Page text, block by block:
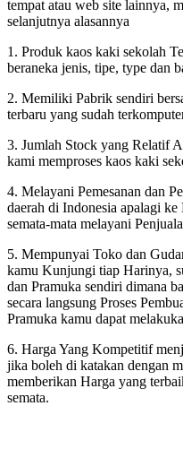
tempat atau web site lainnya,
selanjutnya alasannya
1. Produk kaos kaki sekolah
beraneka jenis, tipe, type dan
2. Memiliki Pabrik sendiri
terbaru yang sudah
3. Jumlah Stock yang Relatif
kami memproses kaos kaki
4. Melayani Pemesanan dan
daerah di Indonesia apalagi
semata-mata melayani
5. Mempunyai Toko dan
kamu Kunjungi tiap Harinya,
dan Pramuka sendiri dimana
secara langsung Proses
Pramuka kamu dapat
6. Harga Yang Kompetitif
jika boleh di katakan dengan
memberikan Harga yang
semata.